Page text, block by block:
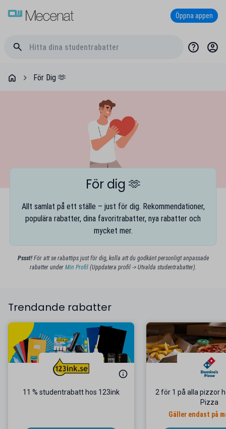
Öppna appen
För Dig 🫶
För dig 🫶
Allt samlat på ett ställe – just för dig. Rekommendationer,
populära rabatter, dina favoritrabatter, nya rabatter och
mycket mer.
Pssst!För att se rabattips just för dig, kolla att du godkänt personligt anpassade
rabatter under Min Profil(Uppdatera profil -> Utvalda studentrabatter).
Trendande rabatter
11 % studentrabatt hos 123ink
2 för 1 på alla pizzor
Pizza
Gäller endast på